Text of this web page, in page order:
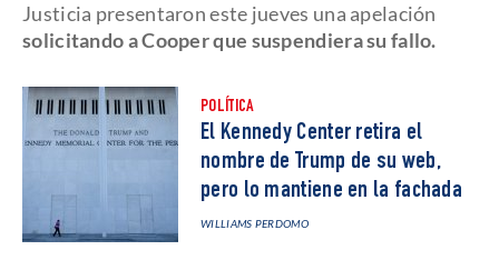
Justicia presentaron este jueves una apelación
solicitando a Cooper que suspendiera su fallo.
POLÍTICA
El Kennedy Center retira el
nombre de Trump de su web,
pero lo mantiene en la fachada
WILLIAMS PERDOMO